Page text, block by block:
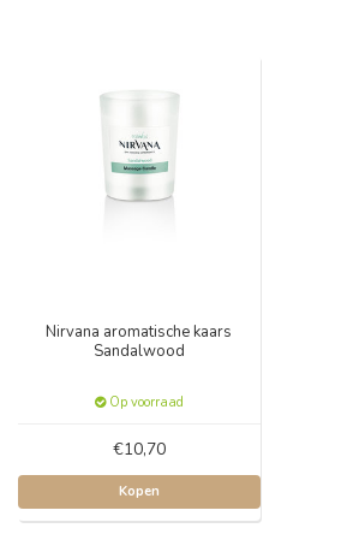
Nirvana aromatische kaars
Sandalwood
Op voorraad
€10,70
Kopen